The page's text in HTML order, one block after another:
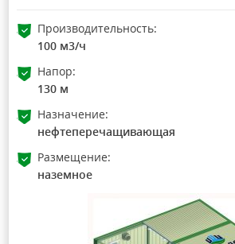
Производительность:
100 м3/ч
Напор:
130 м
Назначение:
нефтеперечащивающая
Размещение:
наземное